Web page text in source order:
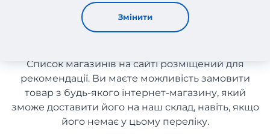
Змінити
Посуд з Чехії з доставкою в
Україну
Список магазинів на сайті розміщений для
рекомендації. Ви маєте можливість замовити
товар з будь-якого інтернет-магазину, який
зможе доставити його на наш склад, навіть, якщо
його немає у цьому переліку.